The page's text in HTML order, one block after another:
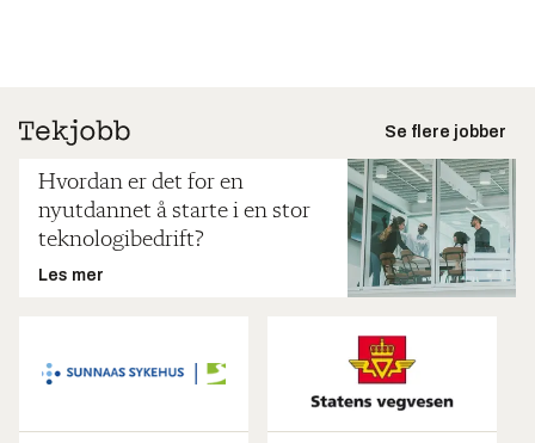
Se flere jobber
Hvordan er det for en
nyutdannet å starte i en stor
teknologibedrift?
Les mer